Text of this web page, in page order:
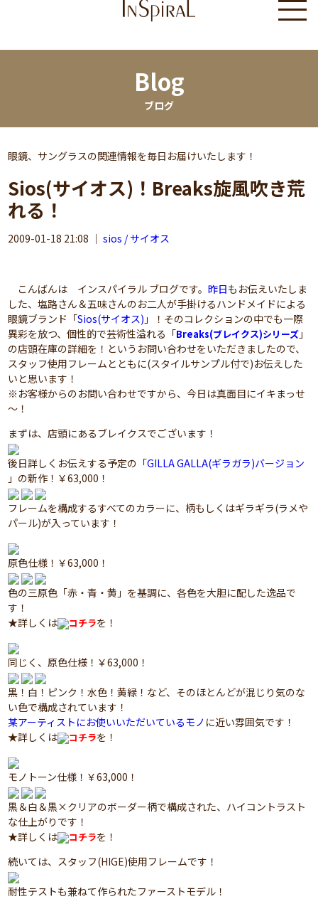
Blog
ブログ
眼鏡、サングラスの関連情報を毎日お届けいたします！
Sios(サイオス)！Breaks旋風吹き荒
れる！
2009-01-18 21:08 ｜sios / サイオス
こんばんは インスパイラル ブログです。昨日もお伝えいたしま
した、塩路さん＆五味さんのお二人が手掛けるハンドメイドによる
眼鏡ブランド「Sios(サイオス) 」！そのコレクションの中でも一際
異彩を放つ、個性的で芸術性溢れる「Breaks(ブレイクス)シリーズ 」
の店頭在庫の詳細を！というお問い合わせをいただきましたので、
スタッフ使用フレームとともに(スタイルサンプル付で)お伝えした
いと思います！
※お客様からのお問い合わせですから、今日は真面目にイキまっせ
～！
まずは、店頭にあるブレイクスでございます！
後日詳しくお伝えする予定の「GILLA GALLA(ギラガラ)バージョン
」の新作！￥63,000！
フレームを構成するすべてのカラーに、柄もしくはギラギラ(ラメや
パール)が入っています！
原色仕様！￥63,000！
色の三原色「赤・青・黄」を基調に、各色を大胆に配した逸品で
す！
★詳しくは
コチラを！
同じく、原色仕様！￥63,000！
黒！白！ピンク！水色！黄緑！など、そのほとんどが混じり気のな
い色で構成されています！
某アーティストにお使いいただいているモノ に近い雰囲気です！
★詳しくは
コチラを！
モノトーン仕様！￥63,000！
黒＆白＆黒×クリアのボーダー柄で構成された、ハイコントラスト
な仕上がりです！
★詳しくは
コチラを！
続いては、スタッフ(HIGE)使用フレームです！
耐性テストも兼ねて作られたファーストモデル！